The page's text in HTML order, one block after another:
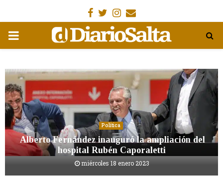
Facebook
Gorjeo
Instagram
Email
MENÚ
Política
Alberto Fernández inauguró la ampliación del
hospital Rubén Caporaletti
miércoles 18 enero 2023